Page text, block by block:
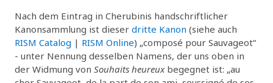
Nach dem Eintrag in Cherubinis handschriftlicher
Kanonsammlung ist dieser dritte Kanon (siehe auch
RISM Catalog | RISM Online) „composé pour Sauvageot“
- unter Nennung desselben Namens, der uns oben in
der Widmung von Souhaits heureuxbegegnet ist: „au